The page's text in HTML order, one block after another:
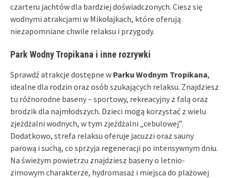
czarteru jachtów dla bardziej doświadczonych. Ciesz się
wodnymi atrakcjami w Mikołajkach, które oferują
niezapomniane chwile relaksu i przygody.
Park Wodny Tropikana i inne rozrywki
Sprawdź atrakcje dostępne w Parku Wodnym Tropikana,
idealne dla rodzin oraz osób szukających relaksu. Znajdziesz
tu różnorodne baseny – sportowy, rekreacyjny z falą oraz
brodzik dla najmłodszych. Dzieci mogą korzystać z wielu
zjeżdżalni wodnych, w tym zjeżdżalni „cebulowej”.
Dodatkowo, strefa relaksu oferuje jacuzzi oraz sauny
parową i suchą, co sprzyja regeneracji po intensywnym dniu.
Na świeżym powietrzu znajdziesz baseny o letnio-
zimowym charakterze, hydromasaż i miejsca do plażowej